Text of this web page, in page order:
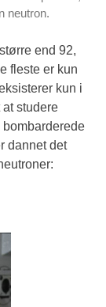
neutron.
end 92,
fleste er kun
kun i
studere
dannet det